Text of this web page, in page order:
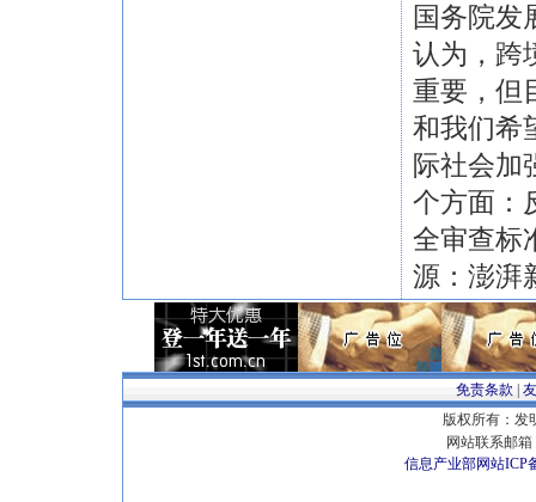
国务院发
认为，跨
重要，但
和我们希
际社会加
个方面：
全审查标
源：澎湃
免责条款
版权所有：发
网站联系邮箱
信息产业部网站ICP